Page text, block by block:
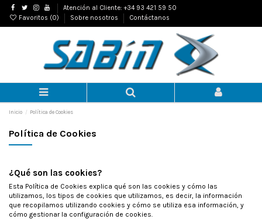
Atención al Cliente: +34 93 421 59 50
Favoritos (0) Sobre nosotros Contáctanos
Inicio Política de Cookies
Política de Cookies
¿Qué son las cookies?
Esta Política de Cookies explica qué son las cookies y cómo las
utilizamos, los tipos de cookies que utilizamos, es decir, la información
que recopilamos utilizando cookies y cómo se utiliza esa información, y
cómo gestionar la configuración de cookies.